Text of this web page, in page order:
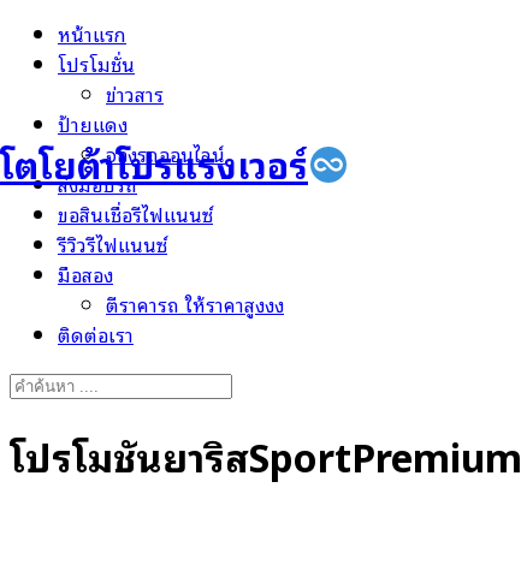
Skip
โตโยต้าโปรแรงเวอร์
หน้าแรก
โปรโมชั่น
ข่าวสาร
ป้ายแดง
จองรถออนไลน์
ส่งมอบรถ
ขอสินเชื่อรีไฟแนนซ์
รีวิวรีไฟแนนซ์
มือสอง
ตีราคารถ ให้ราคาสูงงง
ติดต่อเรา
Search
โปรโมชั่นยาริสSportPremium